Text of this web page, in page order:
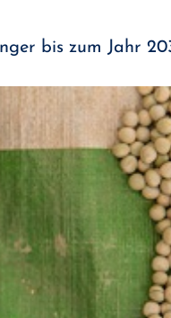
bis zum Jahr